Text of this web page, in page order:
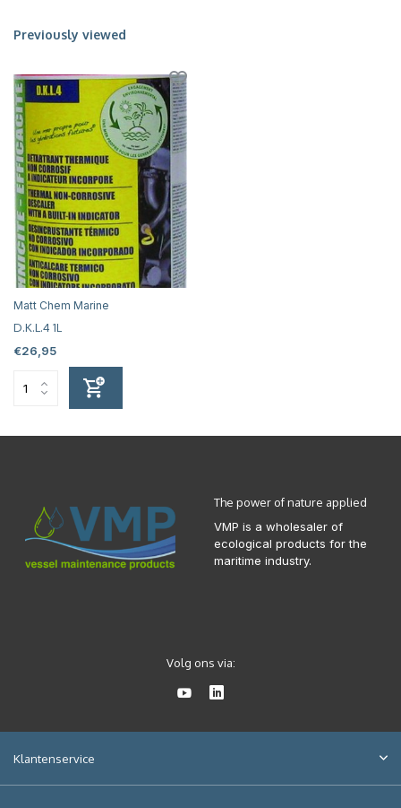
Previously viewed
Matt Chem Marine
D.K.L.4 1L
€26,95
The power of nature applied
VMP is a wholesaler of
ecological products for the
maritime industry.
Volg ons via:
Klantenservice